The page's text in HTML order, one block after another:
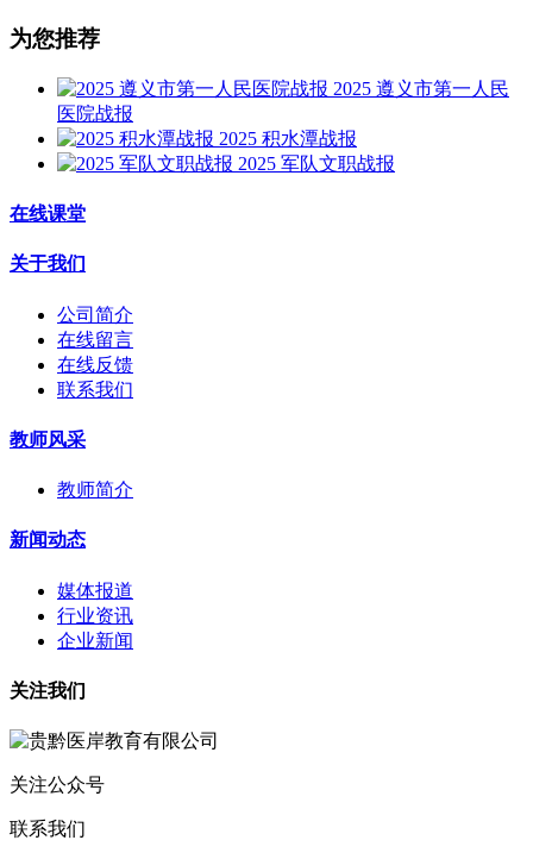
为您推荐
2025 遵义市第一人民
医院战报
2025 积水潭战报
2025 军队文职战报
在线课堂
关于我们
公司简介
在线留言
在线反馈
联系我们
教师风采
教师简介
新闻动态
媒体报道
行业资讯
企业新闻
关注我们
关注公众号
联系我们